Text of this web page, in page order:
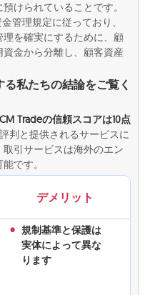
けられていることです。
管理規定に従っており、
を確実にするために、顧
金から分離し、顧客資産
私たちの結論をご覧く
Tradeの信頼スコアは10点
判と提供されるサービスに
引サービスは海外のエン
です。
デメリット
規制基準と保護は
実体によって異な
ります